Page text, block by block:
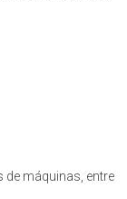
de máquinas, entre